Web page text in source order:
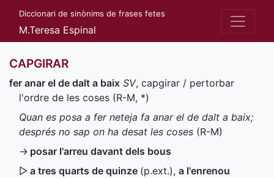
Diccionari de sinònims de frases fetes
M.Teresa Espinal
CAPGIRAR
fer anar el de dalt a baix SV, capgirar / pertorbar
l'ordre de les coses (R-M, *)
Quan es posa a fer neteja fa anar el de dalt a baix;
després no sap on ha desat les coses (R-M)
→ posar l'arreu davant dels bous
▷ a tres quarts de quinze (p.ext.), a l'enrenou